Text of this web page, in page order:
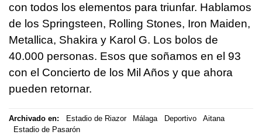
con todos los elementos para triunfar. Hablamos
de los Springsteen, Rolling Stones, Iron Maiden,
Metallica, Shakira y Karol G. Los bolos de
40.000 personas. Esos que soñamos en el 93
con el Concierto de los Mil Años y que ahora
pueden retornar.
Archivado en: Estadio de Riazor Málaga Deportivo
Aitana
Estadio de Pasarón